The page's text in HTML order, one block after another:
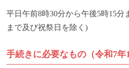
平日午前8時30分から午後5時15分
まで及び祝祭日を除く)
手続きに必要なもの（令和7年